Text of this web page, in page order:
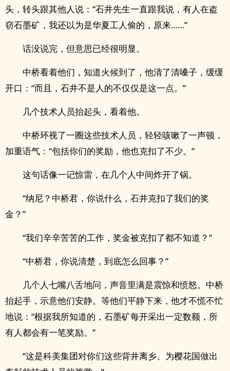
头，转头跟其他人说：“石井先生一直跟我说，有人在盗
窃石墨矿，我还以为是华夏工人偷的，原来……”
话没说完，但意思已经很明显。
中桥看着他们，知道火候到了，他清了清嗓子，缓缓
开口：“而且，石井不是人的不仅仅是这一点。”
几个技术人员抬起头，看着他。
中桥环视了一圈这些技术人员，轻轻咳嗽了一声顿，
加重语气：“包括你们的奖励，他也克扣了不少。”
这句话像一记惊雷，在几个人中间炸开了锅。
“纳尼？中桥君，你说什么，石井克扣了我们的奖
金？”
“我们辛辛苦苦的工作，奖金被克扣了都不知道？”
“中桥君，你说清楚，到底怎么回事？”
几个人七嘴八舌地问，声音里满是震惊和愤怒。中桥
抬起手，示意他们安静。等他们平静下来，他才不慌不忙
地说：“根据我所知道的，石墨矿每开采出一定数额，所
有人都会有一笔奖励。”
“这是科美集团对你们这些背井离乡、为樱花国做出